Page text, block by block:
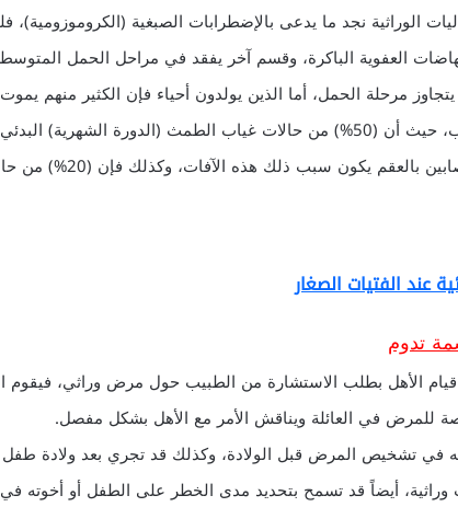
الوراثية نجد ما يدعى بالإضطرابات الصبغية
من الإجهاضات العفوية الباكرة، وقسم آخر يفقد في مراحل الحمل
يتجاوز مرحلة الحمل، أما الذين يولدون أحياء فإن الكثير منهم
الباقين على قيد الحياة لا ينجب، حيث أن (50%) من حالات غياب الطمث (الدورة
كما أن (10%) من الذكور
عند الفتيات الصغار
تدوم
قيام الأهل بطلب الاستشارة من الطبيب حول مرض وراثي، فيقوم
في العائلة ويناقش الأمر مع الأهل بشكل مفصل.
في تشخيص المرض قبل الولادة، وكذلك قد تجري بعد ولادة
أيضاً قد تسمح بتحديد مدى الخطر على الطفل أو أخوته في